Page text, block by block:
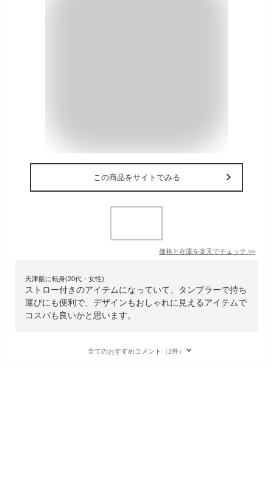
この商品をサイトでみる
価格と在庫を楽天でチェック >>
天津飯に転身(20代・女性)
ストロー付きのアイテムになっていて、タンブラーで持ち
運びにも便利で、デザインもおしゃれに見えるアイテムで
コスパも良いかと思います。
全てのおすすめコメント（2件）